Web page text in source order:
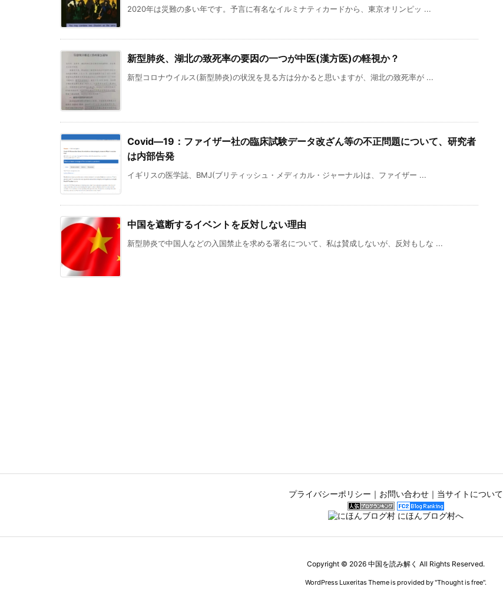
2020年は災難の多い年です。予言に有名なイルミナティカードから、東京オリンピッ ...
新型肺炎、湖北の致死率の要因の一つが中医(漢方医)の軽視か？
新型コロナウイルス(新型肺炎)の状況を見る方は分かると思いますが、湖北の致死率が ...
Covid―19：ファイザー社の臨床試験データ改ざん等の不正問題について、研究者
は内部告発
イギリスの医学誌、BMJ(ブリティッシュ・メディカル・ジャーナル)は、ファイザー ...
中国を遮断するイベントを反対しない理由
新型肺炎で中国人などの入国禁止を求める署名について、私は賛成しないが、反対もしな ...
プライバシーポリシー ｜ お問い合わせ｜ 当サイトについて
Copyright © 2026 中国を読み解く All Rights Reserved.
WordPress Luxeritas Theme is provided by "Thought is free".